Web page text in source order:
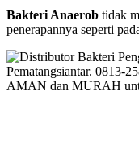
Bakteri Anaerob tidak
penerapannya seperti